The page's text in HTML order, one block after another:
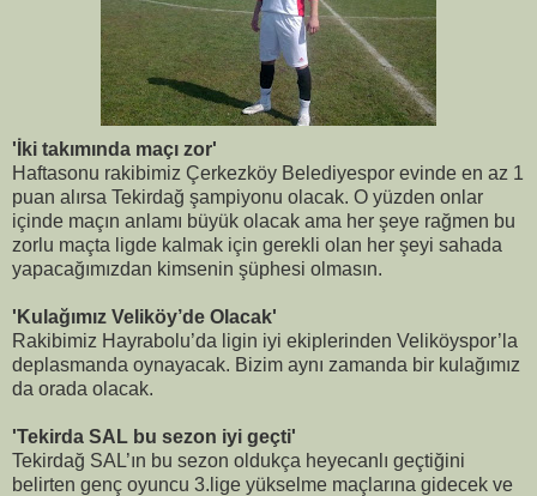
'İki takımında maçı zor'
Haftasonu rakibimiz Çerkezköy Belediyespor evinde en az 1
puan alırsa Tekirdağ şampiyonu olacak. O yüzden onlar
içinde maçın anlamı büyük olacak ama her şeye rağmen bu
zorlu maçta ligde kalmak için gerekli olan her şeyi sahada
yapacağımızdan kimsenin şüphesi olmasın.
'Kulağımız Veliköy’de Olacak'
Rakibimiz Hayrabolu’da ligin iyi ekiplerinden Veliköyspor’la
deplasmanda oynayacak. Bizim aynı zamanda bir kulağımız
da orada olacak.
'Tekirda SAL bu sezon iyi geçti'
Tekirdağ SAL’ın bu sezon oldukça heyecanlı geçtiğini
belirten genç oyuncu 3.lige yükselme maçlarına gidecek ve